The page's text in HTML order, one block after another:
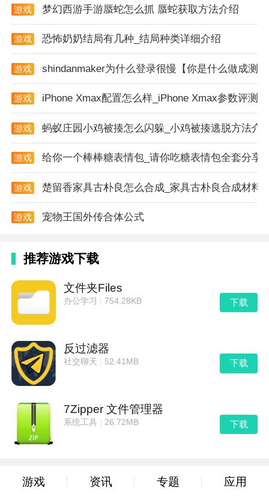
游戏
梦幻西游手游蜃蛇怎么抓 蜃蛇获取方法介绍
游戏
恐怖奶奶结局有几种_结局种类详细介绍
游戏
shindanmaker为什么登录很慢【你是什么做成测
游戏
iPhone Xmax配置怎么样_iPhone Xmax参数评测
游戏
蚂蚁庄园小鸡被揍怎么闪躲_小鸡被揍逃脱方法介
游戏
给你一个棒棒糖表情包_请你吃糖表情包全套分享
游戏
楚留香家具古朴良怎么合成_家具古朴良合成材料
游戏
宠物王国外传合体公式
推荐游戏下载
文件夹Files
办公学习 754.28KB 下载
反过滤器
社交聊天 52.41MB 下载
7Zipper 文件管理器
系统工具| 26.72MB 下载
游戏 资讯 专题 应用